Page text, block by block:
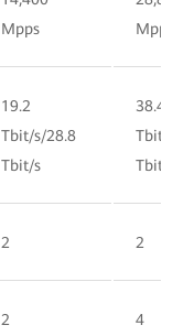
Mpps
Mpps
19.2
Tbit/s/28.8
Tbit/s
38.4
Tbit/s/
Tbit/s
2 2
2 4